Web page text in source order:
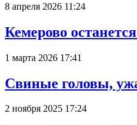
8 апреля 2026 11:24
Кемерово
1 марта 2026 17:41
Свиные головы,
2 ноября 2025 17:24